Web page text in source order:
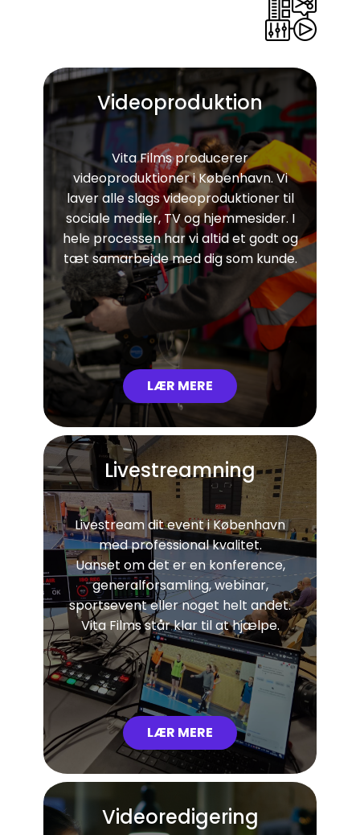
Videoproduktion
Vita Films producerer
videoproduktioner i København. Vi
laver alle slags videoproduktioner til
sociale medier, TV og hjemmesider. I
hele processen har vi altid et godt og
tæt samarbejde med dig som kunde.
LÆR MERE
Livestreamning
Livestream dit event i København
med ​professional kvalitet.
Uanset om det er en konference,
generalforsamling, webinar,
sportsevent eller noget helt andet.
Vita Films står klar til at hjælpe.
LÆR MERE
Videoredigering